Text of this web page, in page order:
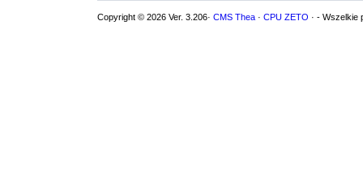
Copyright © 2026 Ver. 3.206· CMS Thea · CPU ZETO · - Wszelkie